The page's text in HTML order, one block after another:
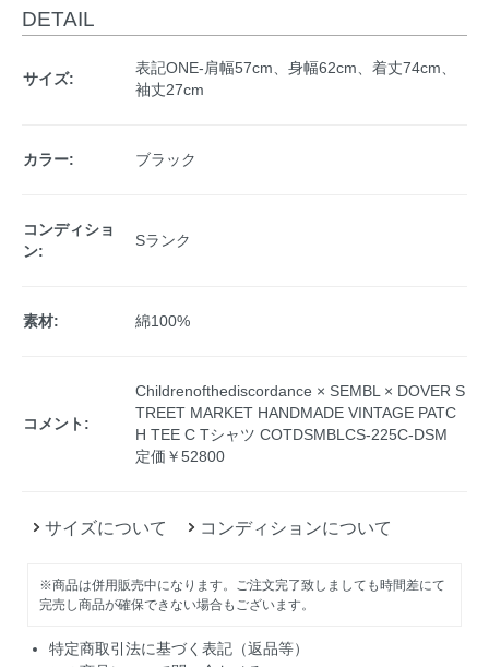
DETAIL
サイズ:
表記ONE-肩幅57cm、身幅62cm、着丈74cm、
袖丈27cm
カラー: ブラック
コンディショ
ン:
Sランク
素材: 綿100%
コメント:
Childrenofthediscordance × SEMBL × DOVER S
TREET MARKET HANDMADE VINTAGE PATC
H TEE C Tシャツ COTDSMBLCS-225C-DSM
定価￥52800
サイズについて コンディションについて
※商品は併用販売中になります。ご注文完了致しましても時間差にて
完売し商品が確保できない場合もございます。
特定商取引法に基づく表記（返品等）